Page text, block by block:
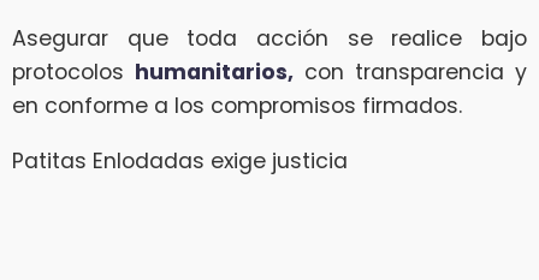
Asegurar que toda acción se realice bajo
protocolos humanitarios, con transparencia y
en conforme a los compromisos firmados.
Patitas Enlodadas exige justicia